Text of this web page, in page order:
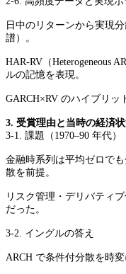
日中のリターンから実現
譜）。
HAR-RV（Heterogeneous
ルの記憶を表現。
GARCH×RV のハイブリッ
3. 受賞理由と当時の経済状
3-1. 課題（1970–90 年代）
金融時系列は平均ゼロで
散を前提。
リスク管理・デリバティ
だった。
3-2. イングルの答え
ARCH で条件付分散を時